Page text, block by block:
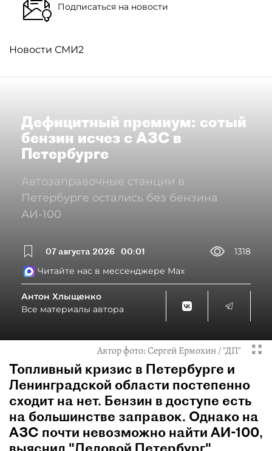
Подписаться на новости
Новости СМИ2
Дефицитный премиум: сотый
бензин исчез с АЗС в
Петербурге
Автозаправочные станции в
Петербурге остались без бензина
АИ-100
07 августа 2026 00:01
1318
Читайте нас в мессенджере Max
Антон Хлыщенко
Все материалы автора
Автор фото:Сергей Ермохин / "ДП"
Топливный кризис в Петербурге и
Ленинградской области постепенно
сходит на нет. Бензин в доступе есть
на большинстве заправок. Однако на
АЗС почти невозможно найти АИ-100,